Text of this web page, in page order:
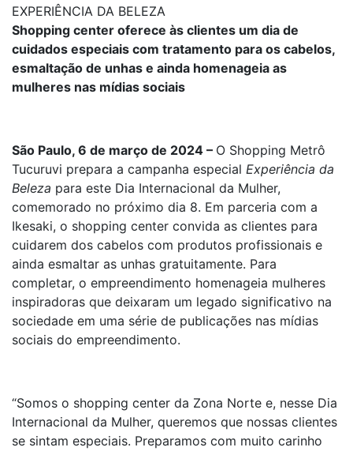
EXPERIÊNCIA DA BELEZA
Shopping center oferece às clientes um dia de
cuidados especiais com tratamento para os cabelos,
esmaltação de unhas e ainda homenageia as
mulheres nas mídias sociais
São Paulo, 6 de março de 2024 – O Shopping Metrô
Tucuruvi prepara a campanha especial Experiência da
Beleza para este Dia Internacional da Mulher,
comemorado no próximo dia 8. Em parceria com a
Ikesaki, o shopping center convida as clientes para
cuidarem dos cabelos com produtos profissionais e
ainda esmaltar as unhas gratuitamente. Para
completar, o empreendimento homenageia mulheres
inspiradoras que deixaram um legado significativo na
sociedade em uma série de publicações nas mídias
sociais do empreendimento.
“Somos o shopping center da Zona Norte e, nesse Dia
Internacional da Mulher, queremos que nossas clientes
se sintam especiais. Preparamos com muito carinho